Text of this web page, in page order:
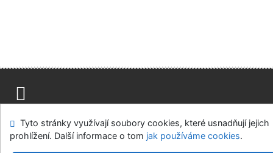
Modul OpenSearch
Napište nám Nastavení cookies
Tyto stránky využívají soubory cookies, které usnadňují jejich
prohlížení. Další informace o tom jak používáme cookies.